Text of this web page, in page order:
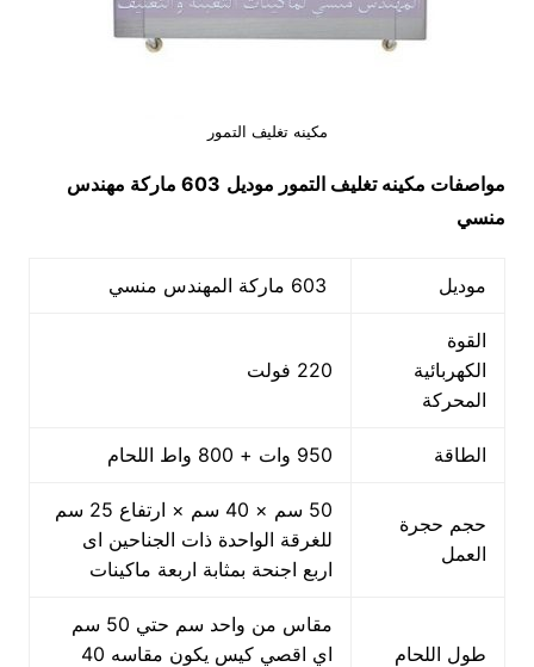
مكينه تغليف التمور
مواصفات مكينه تغليف التمور موديل
603 ماركة مهندس
منسي
موديل
القوة
الكهربائية
المحركة
220 فولت
الطاقة 950 وات + 800 واط اللحام
حجم حجرة
العمل
50 سم × 40 سم × ارتفاع 25 سم
للغرقة الواحدة ذات الجناحين اى
اربع اجنحة بمثابة اربعة ماكينات
طول اللحام
مقاس من واحد سم حتي 50 سم
اي اقصي كيس يكون مقاسه 40